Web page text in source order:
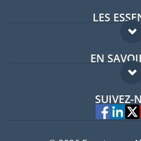
LES
Forum
Guides
EN
FAQ
SUIVEZ-